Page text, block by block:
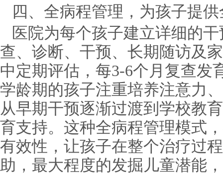
四、全病程管理，为孩子提
医院为每个孩子建立详细的
查、诊断、干预、长期随访及
中定期评估，每3-6个月复查发
学龄期的孩子注重培养注意力
从早期干预逐渐过渡到学校教
育支持。这种全病程管理模式
有效性，让孩子在整个治疗过
助，最大程度的发掘儿童潜能